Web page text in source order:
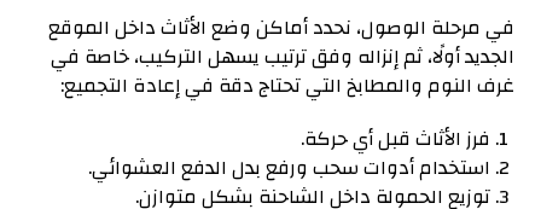
في مرحلة الوصول، نحدد أماكن وضع الأثاث داخل الموقع
الجديد أولًا، ثم إنزاله وفق ترتيب يسهل التركيب، خاصة في
غرف النوم والمطابخ التي تحتاج دقة في إعادة التجميع:
فرز الأثاث قبل أي حركة.
استخدام أدوات سحب ورفع بدل الدفع العشوائي.
توزيع الحمولة داخل الشاحنة بشكل متوازن.